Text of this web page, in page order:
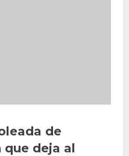
de
que deja al